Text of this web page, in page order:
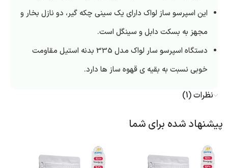
این اسپرسو ساز لواک دارای یک سینی چکه گیر، دو نازل بخار و
مجهز به بسکت دابل و سینگل است.
دستگاه اسپرسو سار لواک مدل 335 بدنه استیل مقاومت
خوبی نسبت به بقیه ی قهوه ساز ها دارد.
نظرات (1)
پیشنهاد شده برای شما